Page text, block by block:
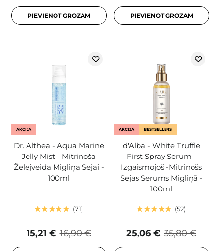
PIEVIENOT GROZAM PIEVIENOT GROZAM
AKCIJA
Dr. Althea - Aqua Marine
Jelly Mist - Mitrinoša
Želejveida Migliņa Sejai -
100ml
71
16,90 €
15,21 €
AKCIJA BESTSELLERS
d'Alba - White Truffle
First Spray Serum -
Izgaismojoši-Mitrinošs
Sejas Serums Migliņā -
100ml
52
35,80 €
25,06 €